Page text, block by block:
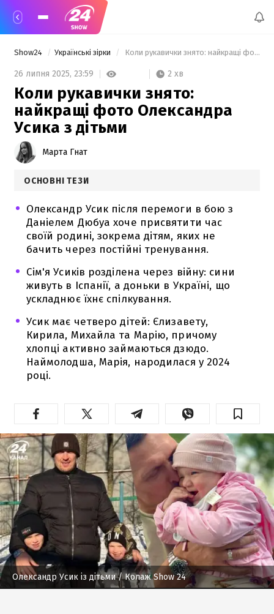
Show24 Українські зірки Коли рукавички знято: найкращі фото Олександра Усика з дітьми
26 липня 2025, 23:59 2 хв
Коли рукавички знято:
найкращі фото Олександра
Усика з дітьми
Марта Гнат
ОСНОВНІ ТЕЗИ
Олександр Усик після перемоги в бою з
Даніелем Дюбуа хоче присвятити час
своїй родині, зокрема дітям, яких не
бачить через постійні тренування.
Сім'я Усиків розділена через війну: сини
живуть в Іспанії, а доньки в Україні, що
ускладнює їхнє спілкування.
Усик має четверо дітей: Єлизавету,
Кирила, Михайла та Марію, причому
хлопці активно займаються дзюдо.
Наймолодша, Марія, народилася у 2024
році.
Олександр Усик із дітьми/ Колаж Show 24